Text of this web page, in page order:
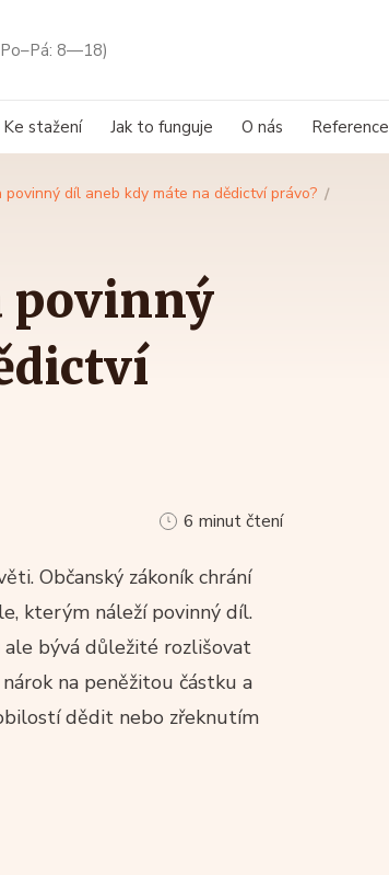
8—18)
Ke stažení Jak to funguje O nás Reference
díl aneb kdy máte na dědictví právo?
povinný
6 minut čtení
Občanský zákoník chrání
kterým náleží povinný díl.
bývá důležité rozlišovat
na peněžitou částku a
dědit nebo zřeknutím